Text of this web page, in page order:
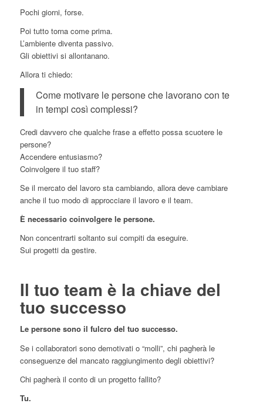
Pochi giorni, forse.
Poi tutto torna come prima.
L’ambiente diventa passivo.
Gli obiettivi si allontanano.
Allora ti chiedo:
Come motivare le persone che lavorano con te
in tempi così complessi?
Credi davvero che qualche frase a effetto possa scuotere le
persone?
Accendere entusiasmo?
Coinvolgere il tuo staff?
Se il mercato del lavoro sta cambiando, allora deve cambiare
anche il tuo modo di approcciare il lavoro e il team.
È necessario coinvolgere le persone.
Non concentrarti soltanto sui compiti da eseguire.
Sui progetti da gestire.
Il tuo team è la chiave del
tuo successo
Le persone sono il fulcro del tuo successo.
Se i collaboratori sono demotivati o “molli”, chi pagherà le
conseguenze del mancato raggiungimento degli obiettivi?
Chi pagherà il conto di un progetto fallito?
Tu.